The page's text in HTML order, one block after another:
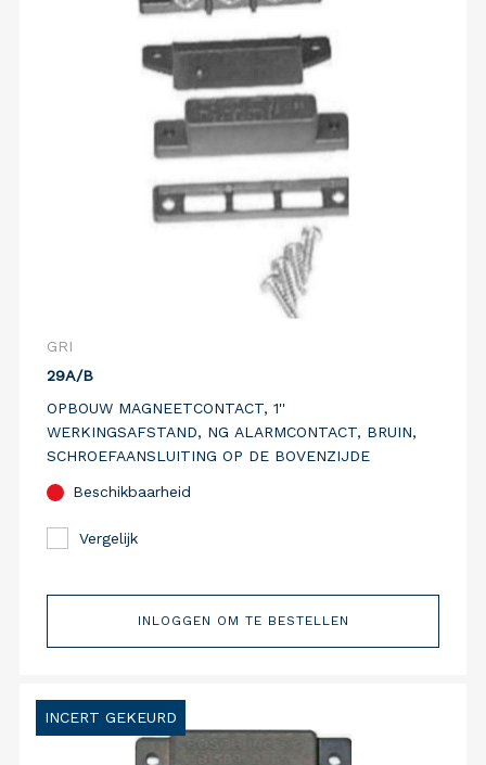
GRI
29A/B
OPBOUW MAGNEETCONTACT, 1''
WERKINGSAFSTAND, NG ALARMCONTACT, BRUIN,
SCHROEFAANSLUITING OP DE BOVENZIJDE
Beschikbaarheid
Vergelijk
INLOGGEN OM TE BESTELLEN
INCERT GEKEURD